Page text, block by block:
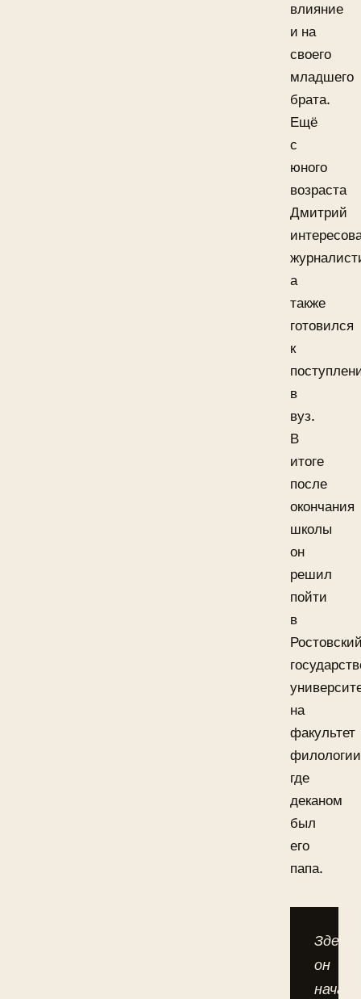
влияние
и на
своего
младшего
брата.
Ещё
с
юного
возраста
Дмитрий
а
также
готовился
к
в
вуз.
В
итоге
после
окончания
школы
он
решил
пойти
в
на
факультет
где
деканом
был
его
папа.
Здесь
он
начал